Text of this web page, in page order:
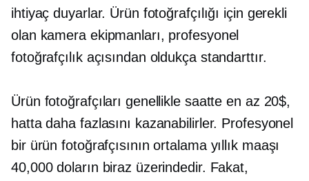
ihtiyaç duyarlar. Ürün fotoğrafçılığı için gerekli
olan kamera ekipmanları, profesyonel
fotoğrafçılık açısından oldukça standarttır.
Ürün fotoğrafçıları genellikle saatte en az 20$,
hatta daha fazlasını kazanabilirler. Profesyonel
bir ürün fotoğrafçısının ortalama yıllık maaşı
40,000 doların biraz üzerindedir. Fakat,